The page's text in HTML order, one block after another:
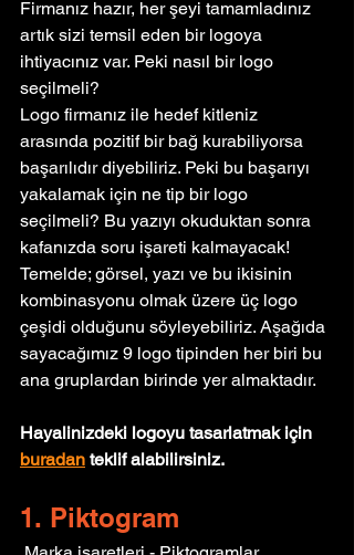
Firmanız hazır, her şeyi tamamladınız
artık sizi temsil eden bir logoya
ihtiyacınız var. Peki nasıl bir logo
seçilmeli?
Logo firmanız ile hedef kitleniz
arasında pozitif bir bağ kurabiliyorsa
başarılıdır diyebiliriz. Peki bu başarıyı
yakalamak için ne tip bir logo
seçilmeli? Bu yazıyı okuduktan sonra
kafanızda soru işareti kalmayacak!
Temelde; görsel, yazı ve bu ikisinin
kombinasyonu olmak üzere üç logo
çeşidi olduğunu söyleyebiliriz. Aşağıda
sayacağımız 9 logo tipinden her biri bu
ana gruplardan birinde yer almaktadır.
Hayalinizdeki logoyu tasarlatmak için
buradan teklif alabilirsiniz.
1. Piktogram